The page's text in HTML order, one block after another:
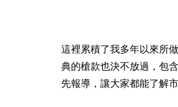
這裡累積了我多年以來所
典的槍款也決不放過，包
先報導，讓大家都能了解